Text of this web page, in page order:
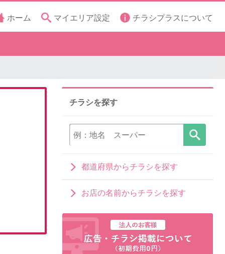
ホーム マイエリア設定 チラシプラスについて
チラシを探す
都道府県からチラシを探す
お店の名前からチラシを探す